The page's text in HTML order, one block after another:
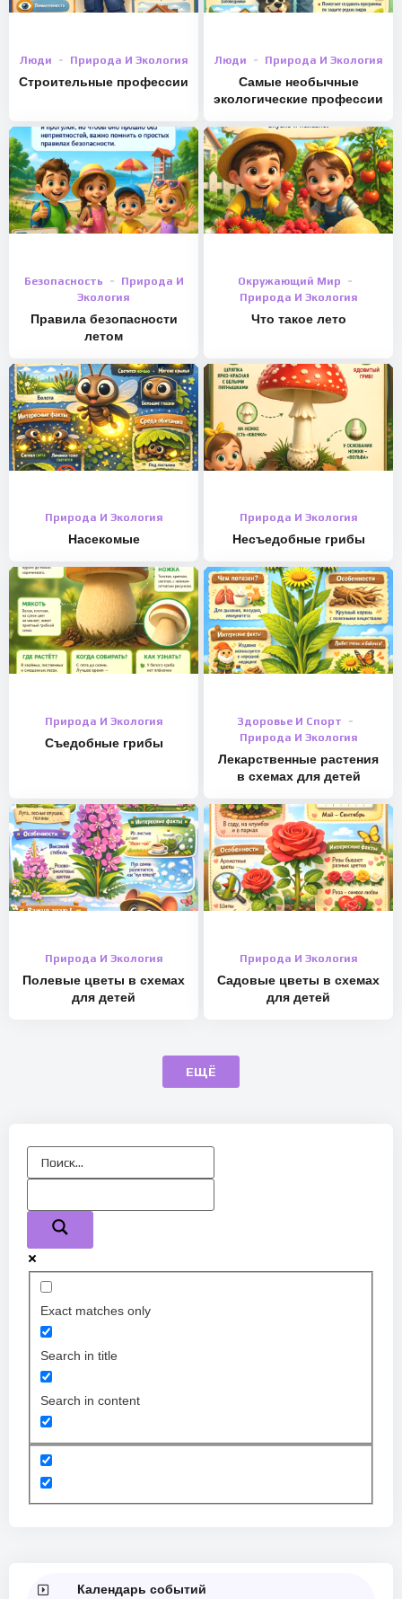
Люди Природа И Экология
Строительные профессии
Люди Природа И Экология
Самые необычные
экологические профессии
Безопасность
Природа И
Экология
Правила безопасности
летом
Окружающий Мир
Природа И Экология
Что такое лето
Природа И Экология
Насекомые
Природа И Экология
Несъедобные грибы
Природа И Экология
Съедобные грибы
Здоровье И Спорт
Природа И Экология
Лекарственные растения
в схемах для детей
Природа И Экология
Полевые цветы в схемах
для детей
Природа И Экология
Садовые цветы в схемах
для детей
ЕЩЁ
Exact matches only
Search in title
Search in content
Календарь событий